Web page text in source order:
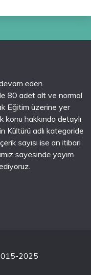
eden
80 adet alt ve normal
Eğitim üzerine yer
konu hakkında detaylı
Kültürü adlı kategoride
sayısı ise an itibari
sayesinde yayım
2015-2025